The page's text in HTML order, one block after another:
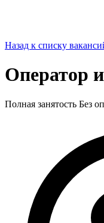
Назад к списку
Оператор
Полная занятость Без